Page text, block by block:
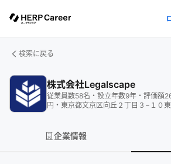
検索に戻る
株式会社Legalscape
従業員数58名 ・ 設立年数9年 ・ 評価額
円 ・ 東京都文京区向丘２丁目３−１０
企業情報